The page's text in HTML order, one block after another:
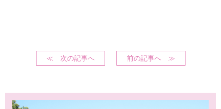
≪ 次の記事へ 前の記事へ ≫